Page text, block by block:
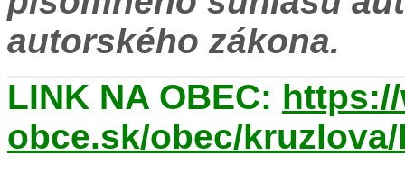
autorského zákona.
LINK NA OBEC:
obce.sk/obec/